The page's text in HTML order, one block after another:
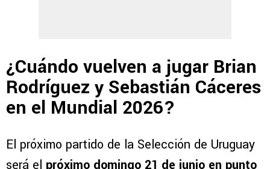
¿Cuándo vuelven a jugar Brian
Rodríguez y Sebastián Cáceres
en el Mundial 2026?
El próximo partido de la Selección de Uruguay
será el próximo domingo 21 de junio en punto